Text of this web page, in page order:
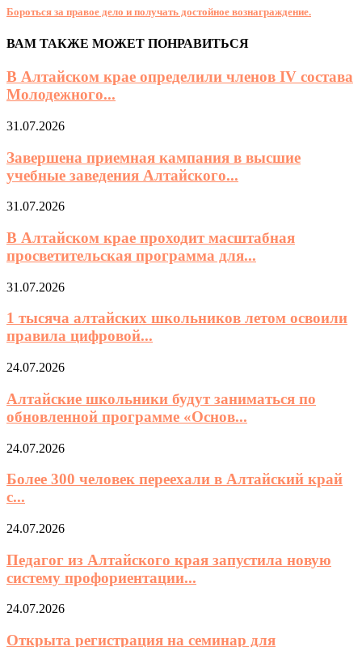
Бороться за правое дело и получать достойное вознаграждение.
ВАМ ТАКЖЕ МОЖЕТ ПОНРАВИТЬСЯ
В Алтайском крае определили членов IV состава
Молодежного...
31.07.2026
Завершена приемная кампания в высшие
учебные заведения Алтайского...
31.07.2026
В Алтайском крае проходит масштабная
просветительская программа для...
31.07.2026
1 тысяча алтайских школьников летом освоили
правила цифровой...
24.07.2026
Алтайские школьники будут заниматься по
обновленной программе «Основ...
24.07.2026
Более 300 человек переехали в Алтайский край
с...
24.07.2026
Педагог из Алтайского края запустила новую
систему профориентации...
24.07.2026
Открыта регистрация на семинар для